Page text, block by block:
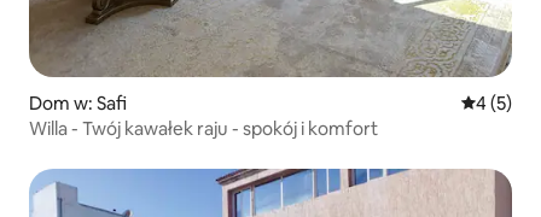
Dom w: Safi Średnia
4 (5)
Willa - Twój kawałek raju - spokój i komfort